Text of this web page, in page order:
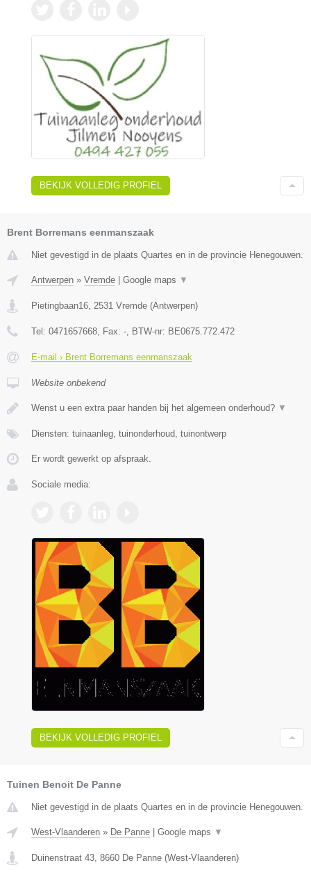
BEKIJK VOLLEDIG PROFIEL
Brent Borremans eenmanszaak
Niet gevestigd in de plaats Quartes en in de provincie Henegouwen.
Antwerpen » Vremde Google maps ▼
Pietingbaan16, 2531 Vremde (Antwerpen)
Tel: 0471657668, Fax: -, BTW-nr: BE0675.772.472
E-mail › Brent Borremans eenmanszaak
Website onbekend
Wenst u een extra paar handen bij het algemeen onderhoud? ▼
Diensten: tuinaanleg, tuinonderhoud, tuinontwerp
Er wordt gewerkt op afspraak.
Sociale media:
BEKIJK VOLLEDIG PROFIEL
Tuinen Benoit De Panne
Niet gevestigd in de plaats Quartes en in de provincie Henegouwen.
West-Vlaanderen » De Panne Google maps ▼
Duinenstraat 43, 8660 De Panne (West-Vlaanderen)